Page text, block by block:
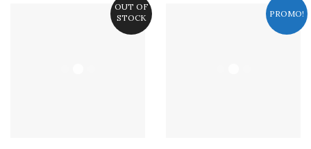
OUT OF
STOCK
PROMO!